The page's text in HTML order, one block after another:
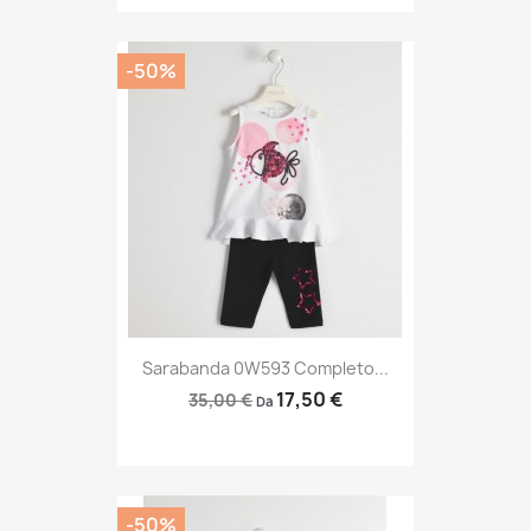
Sarabanda 0W593 Completo...
35,00 € Da 17,50 €
-50%
-50%